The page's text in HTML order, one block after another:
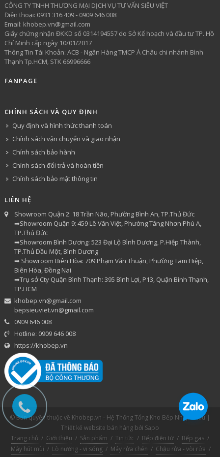
CÔNG TY TNHH THƯƠNG MẠI DỊCH VỤ TƯ VẤN SIÊU VIỆT
​Điện thoại: 0931 316 409 - 0909 646 008
Email: khobep.vn@gmail.com
Giấy chứng nhận ĐKKD số 0314194557 do Sở Kế hoạch và đầu tư TP. Hồ
Chí Minh cấp ngày 10/01/2017
Thông Tin Tài Khoản: ACB - Ngân Hàng TMCP Á Châu chi nhánh Bình
Thạnh Tp.HCM, STK 66996666
FANPAGE
CHÍNH SÁCH VÀ QUY ĐỊNH
Quy định và hình thức thanh toán
Chính sách vận chuyển và giao nhận
Chính sách bảo hành
Chính sách đổi trả và hoàn tiền
Chính sách bảo mật thông tin
LIÊN HỆ
Showroom Quận 2: 18 Trần Não, Phường Bình An, TP.Thủ Đức
➡Showroom Quận 9: 459 Lê Văn Việt, Phường Tăng Nhơn Phú A,
TP.Thủ Đức
➡Showroom Bình Dương: 523 Đại Lộ Bình Dương, P.Hiệp Thành,
TP.Thủ Dầu Một, Bình Dương
➡ Showroom Biên Hòa: 709 Phạm Văn Thuận, Phường Tam Hiệp,
Biên Hòa, Đồng Nai
➡Trụ sở Cty Quận Bình Thạnh: 395 Bình Lợi, P13, Quận Bình Thạnh,
TP.HCM
khobep.vn@gmail.com
bepsieuviet.vn@gmail.com
0909 646 008
Hotline: 0909 646 008
https://khobep.vn
© Bản quyền thuộc về Khobep.vn - Hệ Thống Tổng Kho Bếp Nhập Khẩu |
Thiết kế website bán hàng bởi Sapo
Trang chủ / Giới thiệu / Sản phẩm / Tin tức / Bếp điện từ / Bếp gas /
Máy hút mùi / Lò nướng - vi sóng / Máy rửa chén / Chậu rửa - vòi rửa /